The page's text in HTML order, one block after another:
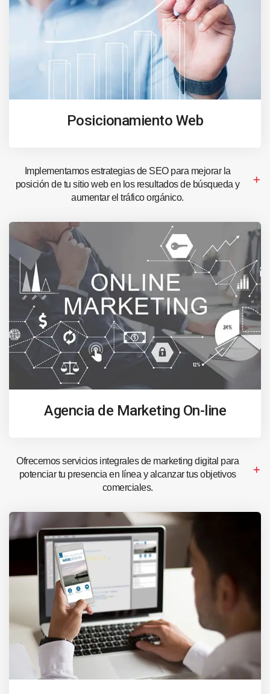
Posicionamiento Web
Implementamos estrategias de SEO para mejorar la
posición de tu sitio web en los resultados de búsqueda y
aumentar el tráfico orgánico.
Agencia de Marketing On-line
Ofrecemos servicios integrales de marketing digital para
potenciar tu presencia en línea y alcanzar tus objetivos
comerciales.